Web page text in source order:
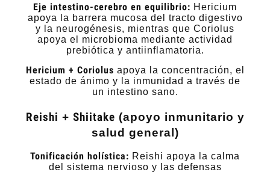
Eje intestino-cerebro en equilibrio: Hericium
apoya la barrera mucosa del tracto digestivo
y la neurogénesis, mientras que Coriolus
apoya el microbioma mediante actividad
prebiótica y antiinflamatoria.
Hericium + Coriolus apoya la concentración, el
estado de ánimo y la inmunidad a través de
un intestino sano.
Reishi + Shiitake (apoyo inmunitario y
salud general)
Tonificación holística: Reishi apoya la calma
del sistema nervioso y las defensas